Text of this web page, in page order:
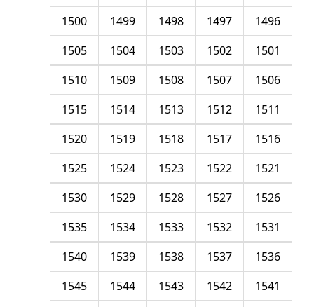
1496
1497
1498
1499
1500
1501
1502
1503
1504
1505
1506
1507
1508
1509
1510
1511
1512
1513
1514
1515
1516
1517
1518
1519
1520
1521
1522
1523
1524
1525
1526
1527
1528
1529
1530
1531
1532
1533
1534
1535
1536
1537
1538
1539
1540
1541
1542
1543
1544
1545